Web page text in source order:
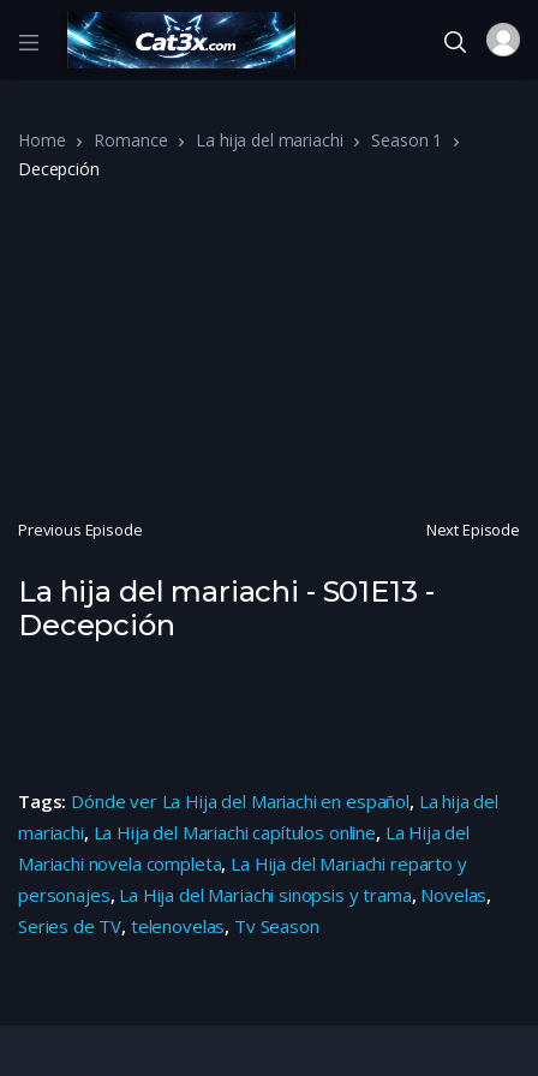
Home Romance La hija del mariachi
Season 1
Decepción
Previous Episode Next Episode
La hija del mariachi - S01E13 -
Decepción
Tags: Dónde ver La Hija del Mariachi en español, La hija del
mariachi, La Hija del Mariachi capítulos online, La Hija del
Mariachi novela completa, La Hija del Mariachi reparto y
personajes, La Hija del Mariachi sinopsis y trama, Novelas,
Series de TV, telenovelas, Tv Season